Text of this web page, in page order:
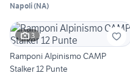
Napoli(NA)
3
Ramponi Alpinismo CAMP
Stalker 12 Punte